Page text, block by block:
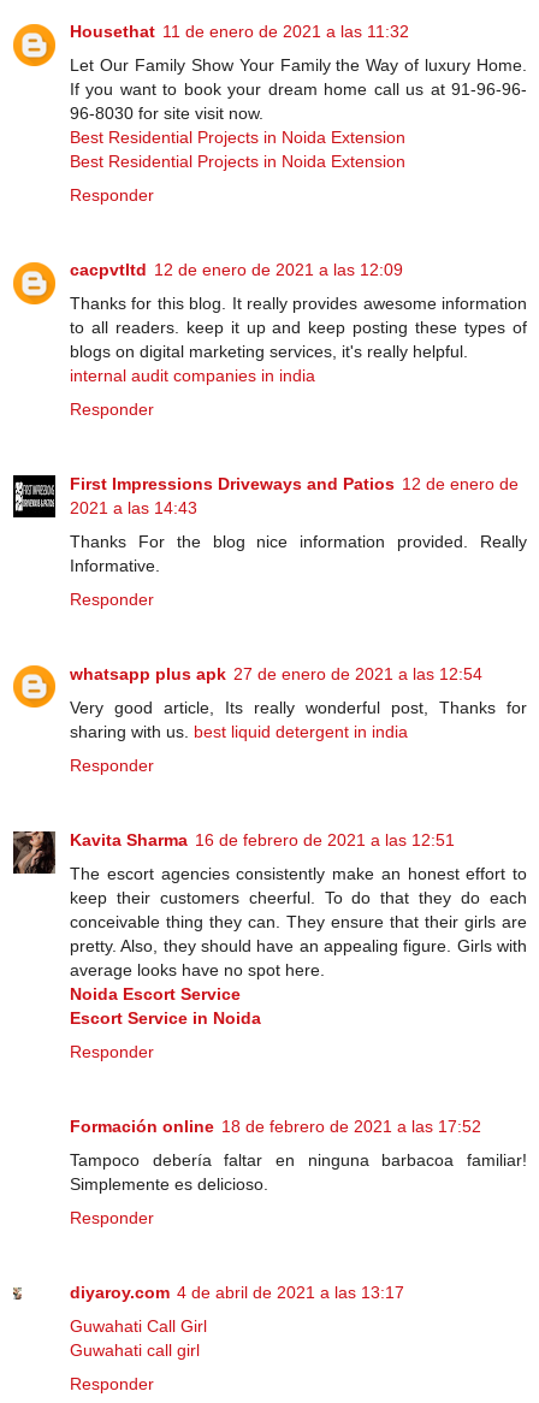
Housethat 11 de enero de 2021 a las 11:32
Let Our Family Show Your Family the Way of luxury Home.
If you want to book your dream home call us at 91-96-96-
96-8030 for site visit now.
Best Residential Projects in Noida Extension
Best Residential Projects in Noida Extension
Responder
cacpvtltd 12 de enero de 2021 a las 12:09
Thanks for this blog. It really provides awesome information
to all readers. keep it up and keep posting these types of
blogs on digital marketing services, it's really helpful.
internal audit companies in india
Responder
First Impressions Driveways and Patios 12 de enero de
2021 a las 14:43
Thanks For the blog nice information provided. Really
Informative.
Responder
whatsapp plus apk 27 de enero de 2021 a las 12:54
Very good article, Its really wonderful post, Thanks for
sharing with us. best liquid detergent in india
Responder
Kavita Sharma 16 de febrero de 2021 a las 12:51
The escort agencies consistently make an honest effort to
keep their customers cheerful. To do that they do each
conceivable thing they can. They ensure that their girls are
pretty. Also, they should have an appealing figure. Girls with
average looks have no spot here.
Noida Escort Service
Escort Service in Noida
Responder
Formación online 18 de febrero de 2021 a las 17:52
Tampoco debería faltar en ninguna barbacoa familiar!
Simplemente es delicioso.
Responder
diyaroy.com 4 de abril de 2021 a las 13:17
Guwahati Call Girl
Guwahati call girl
Responder